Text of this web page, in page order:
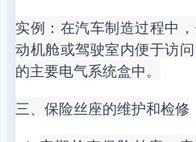
实例：在汽车制造过程中
动机舱或驾驶室内便于访
的主要电气系统盒中。
三、保险丝座的维护和检修